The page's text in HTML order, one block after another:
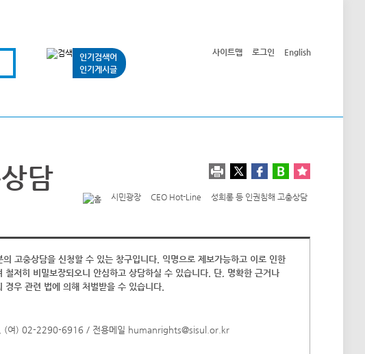
인기검색어
인기게시글
사이트맵 로그인 English
담
시민광장 CEO Hot-Line 성희롱 등 인권침해 고충상담
고충상담을 신청할 수 있는 창구입니다. 익명으로 제보가능하고 이로 인한
저히 비밀보장되오니 안심하고 상담하실 수 있습니다. 단, 명확한 근거나
우 관련 법에 의해 처벌받을 수 있습니다.
(여) 02-2290-6916 / 전용메일 humanrights@sisul.or.kr